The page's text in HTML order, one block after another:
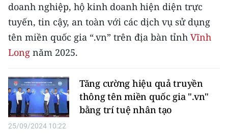
TRI THỨC CHUYÊN SÂU
54 DÂN TỘC VIỆT NAM
MỘT SẢN PHẨM
RADIO
doanh nghiệp, hộ kinh doanh hiện diện trực
tuyến, tin cậy, an toàn với các dịch vụ sử dụng
tên miền quốc gia “.vn” trên địa bàn tỉnh Vĩnh
Long năm 2025.
Tăng cường hiệu quả truyền
thông tên miền quốc gia ".vn"
bằng trí tuệ nhân tạo
25/09/2024 10:22